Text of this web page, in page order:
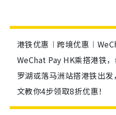
港铁优惠︱跨境优惠
WeChat Pay HK乘搭港铁
罗湖或落马洲站搭港铁出
文教你4步领取8折优惠！